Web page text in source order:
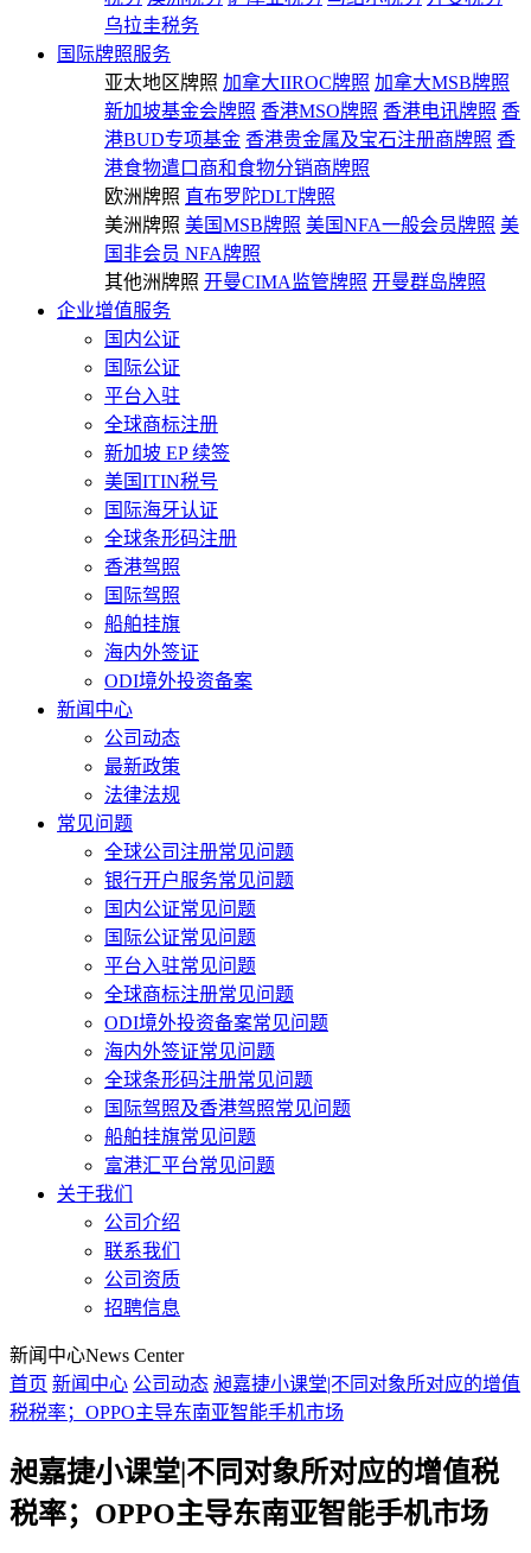
乌拉圭税务
国际牌照服务
亚太地区牌照 加拿大IIROC牌照 加拿大MSB牌照
新加坡基金会牌照 香港MSO牌照 香港电讯牌照 香
港BUD专项基金 香港贵金属及宝石注册商牌照 香
港食物遣口商和食物分销商牌照
欧洲牌照 直布罗陀DLT牌照
美洲牌照 美国MSB牌照 美国NFA一般会员牌照 美
国非会员 NFA牌照
其他洲牌照 开曼CIMA监管牌照 开曼群岛牌照
企业增值服务
国内公证
国际公证
平台入驻
全球商标注册
新加坡 EP 续签
美国ITIN税号
国际海牙认证
全球条形码注册
香港驾照
国际驾照
船舶挂旗
海内外签证
ODI境外投资备案
新闻中心
公司动态
最新政策
法律法规
常见问题
全球公司注册常见问题
银行开户服务常见问题
国内公证常见问题
国际公证常见问题
平台入驻常见问题
全球商标注册常见问题
ODI境外投资备案常见问题
海内外签证常见问题
全球条形码注册常见问题
国际驾照及香港驾照常见问题
船舶挂旗常见问题
富港汇平台常见问题
关于我们
公司介绍
联系我们
公司资质
招聘信息
新闻中心News Center
首页 新闻中心 公司动态 昶嘉捷小课堂|不同对象所对应的增值
税税率；OPPO主导东南亚智能手机市场
昶嘉捷小课堂|不同对象所对应的增值税
税率；OPPO主导东南亚智能手机市场